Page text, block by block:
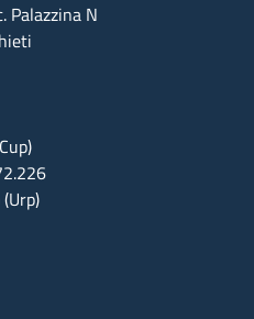
Palazzina N